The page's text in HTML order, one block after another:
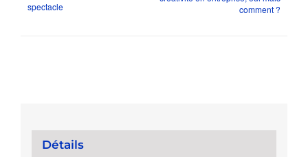
spectacle
comment ?
Détails